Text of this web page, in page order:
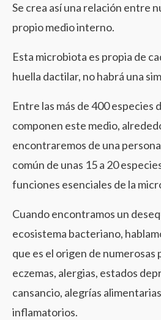
Se crea así una relación entre
propio medio interno.
Esta microbiota es propia de
huella dactilar, no habrá una
Entre las más de 400 especies
componen este medio,
encontraremos de una
común de unas 15 a 20
funciones esenciales de la
Cuando encontramos un
ecosistema bacteriano,
que es el origen de numerosas
eczemas, alergias, estados
cansancio, alegrías
inflamatorios.